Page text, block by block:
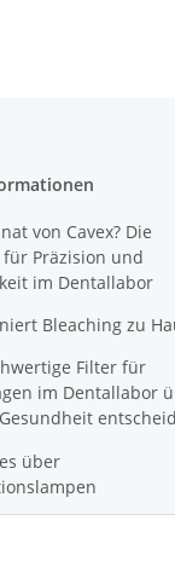
von Cavex? Die
Präzision und
im Dentallabor
Bleaching zu
Filter für
im Dentallabor
über